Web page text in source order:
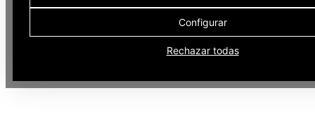
Configurar
Rechazar todas